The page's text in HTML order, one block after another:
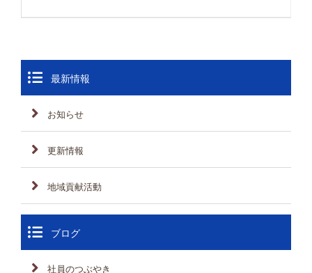
最新情報
お知らせ
更新情報
地域貢献活動
ブログ
社員のつぶやき